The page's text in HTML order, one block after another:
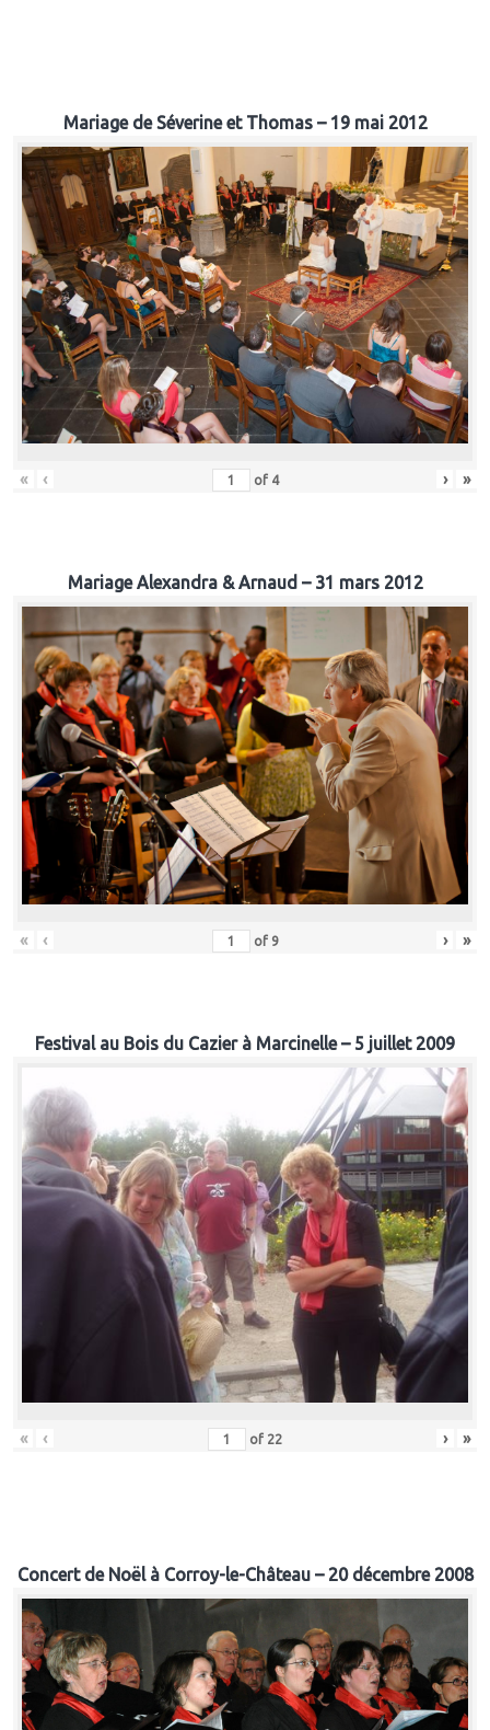
Mariage de Séverine et Thomas – 19 mai 2012
« ‹ of 4 › »
Mariage Alexandra & Arnaud – 31 mars 2012
« ‹ of 9 › »
Festival au Bois du Cazier à Marcinelle – 5 juillet 2009
« ‹ of 22 › »
Concert de Noël à Corroy-le-Château – 20 décembre 2008